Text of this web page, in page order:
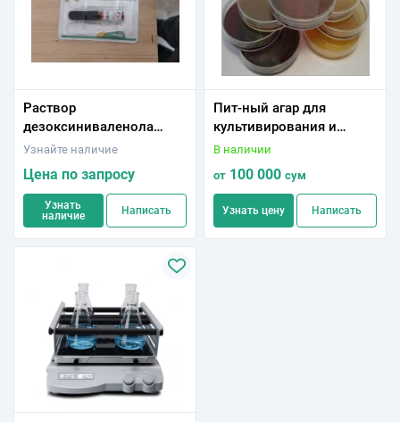
Раствор
дезоксиниваленола
CRM46911
Узнайте наличие
Цена по запросу
Узнать
наличие
Написать
Пит-ный агар для
культивирования и
выделения возбудителя
(Бруцеллагар)
В наличии
от 100 000 сум
Узнать цену Написать